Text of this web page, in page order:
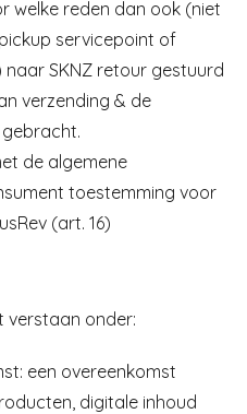
welke reden dan ook (niet
servicepoint of
SKNZ retour gestuurd
verzending & de
de algemene
toestemming voor
(art. 16)
verstaan onder:
een overeenkomst
digitale inhoud